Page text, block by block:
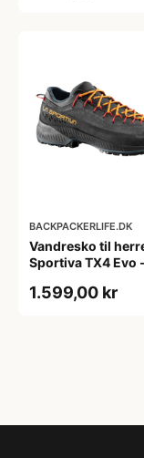
BACKPACKERLIFE.DK
Vandresko til
Sportiva TX4 Evo
1.599,00 kr